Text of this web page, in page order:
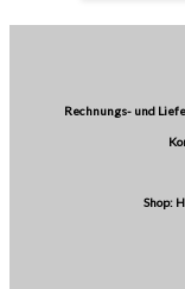
Rechnungs- und
Shop: